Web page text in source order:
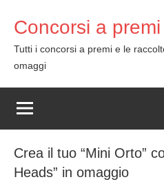
content
Concorsi a premi
Tutti i concorsi a premi e le
omaggi
Crea il tuo “Mini Orto”
Heads” in omaggio